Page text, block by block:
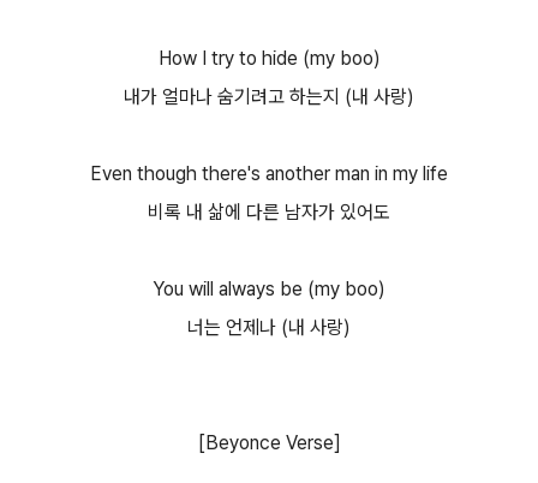
How I try to hide (my boo)
내가 얼마나 숨기려고 하는지 (내 사랑)
Even though there's another man in my life
비록 내 삶에 다른 남자가 있어도
You will always be (my boo)
너는 언제나 (내 사랑)
[Beyonce Verse]